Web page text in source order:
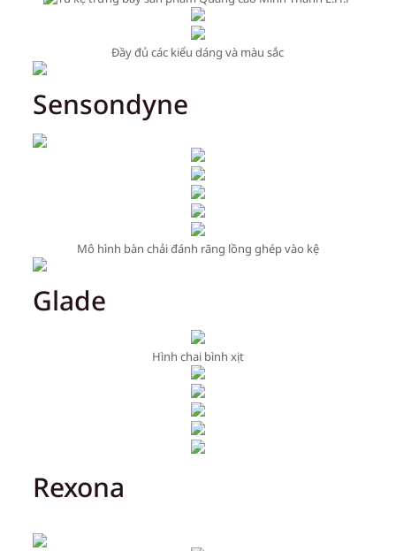
Đầy đủ các kiểu dáng và màu sắc
Sensondyne
Mô hình bàn chải đánh răng lồng ghép vào kệ
Glade
Hình chai bình xịt
Rexona